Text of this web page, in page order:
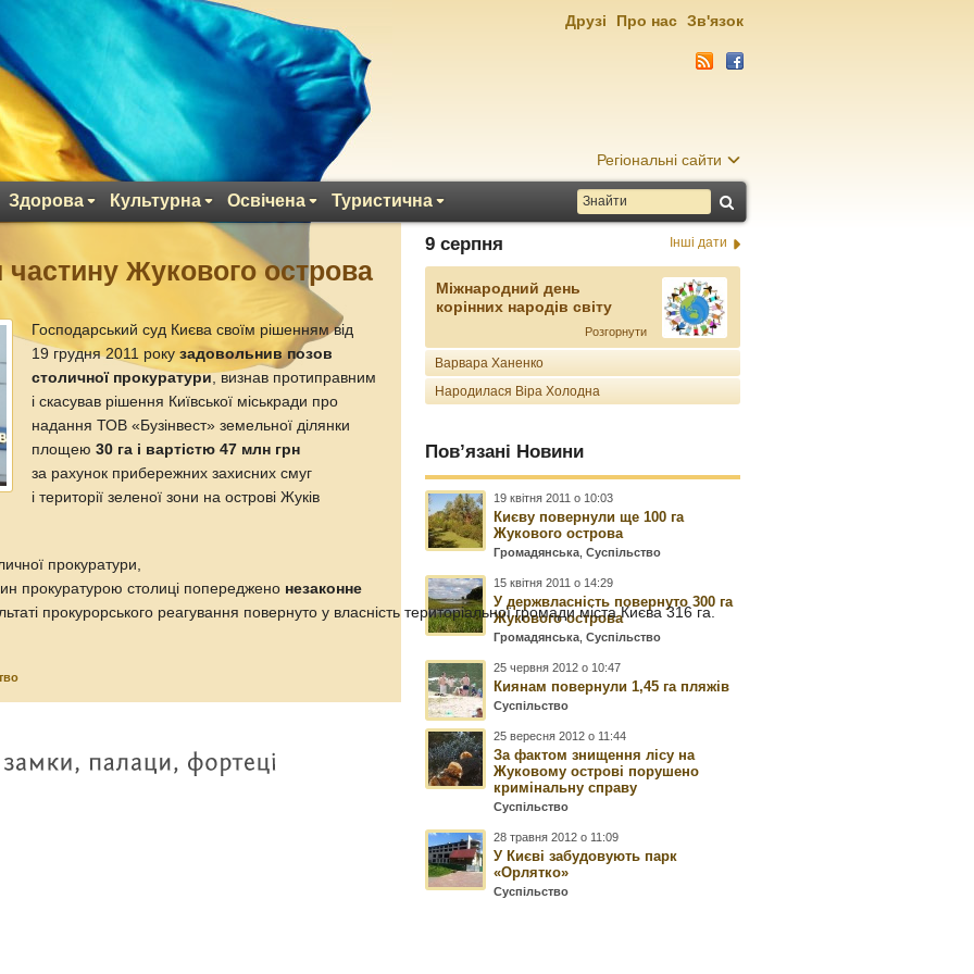
Регіональні сайти
Здорова Культурна Освічена Туристична
Друзі Про нас Зв'язок
Жукового острова
Господарський суд Києва своїм рішенням від
19 грудня 2011 рокузадовольнив позов
столичної прокуратури, визнав протиправним
і скасував рішення Київської міськради про
надання ТОВ «Бузінвест» земельної ділянки
площею30 га і вартістю 47 млн ​​грн
за рахунок прибережних захисних смуг
і території зеленої зони на острові Жуків
прокуратури,
прокуратурою столиці попереджено незаконне
прокурорського реагування повернуто у власність територіальної громади міста Києва 316 га.
9 серпня Інші дати
Міжнародний день
корінних народів світу
Розгорнути
Варвара Ханенко
Народилася Віра Холодна
Пов’язані Новини
19 квітня 2011 о 10:03
Києву повернули ще 100 га
Жукового острова
Громадянська ,Суспільство
15 квітня 2011 о 14:29
У держвласність повернуто 300 га
Жукового острова
Громадянська ,Суспільство
25 червня 2012 о 10:47
Киянам повернули 1,45 га пляжів
Суспільство
25 вересня 2012 о 11:44
За фактом знищення лісу на
Жуковому острові порушено
кримінальну справу
Суспільство
28 травня 2012 о 11:09
У Києві забудовують парк
«Орлятко»
Суспільство